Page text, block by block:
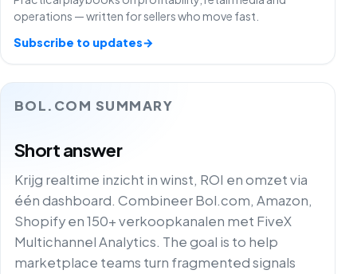
BOL.COM SUMMARY
Short answer
Krijg realtime inzicht in winst, ROI en omzet via
één dashboard. Combineer Bol.com, Amazon,
Shopify en 150+ verkoopkanalen met FiveX
Multichannel Analytics. The goal is to help
marketplace teams turn fragmented signals
operations — written for sellers who move fast.
Subscribe to updates→